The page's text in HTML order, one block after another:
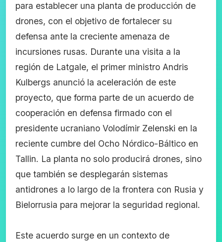
para establecer una planta de producción de
drones, con el objetivo de fortalecer su
defensa ante la creciente amenaza de
incursiones rusas. Durante una visita a la
región de Latgale, el primer ministro Andris
Kulbergs anunció la aceleración de este
proyecto, que forma parte de un acuerdo de
cooperación en defensa firmado con el
presidente ucraniano Volodímir Zelenski en la
reciente cumbre del Ocho Nórdico-Báltico en
Tallin. La planta no solo producirá drones, sino
que también se desplegarán sistemas
antidrones a lo largo de la frontera con Rusia y
Bielorrusia para mejorar la seguridad regional.
Este acuerdo surge en un contexto de